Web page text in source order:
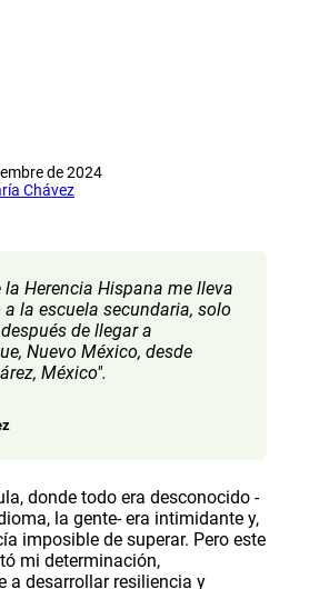
de 2024
Chávez
la Herencia Hispana me lleva
a la escuela secundaria, solo
de llegar a
Nuevo México, desde
México".
donde todo era desconocido -
la gente- era intimidante y,
imposible de superar. Pero este
mi determinación,
a desarrollar resiliencia y